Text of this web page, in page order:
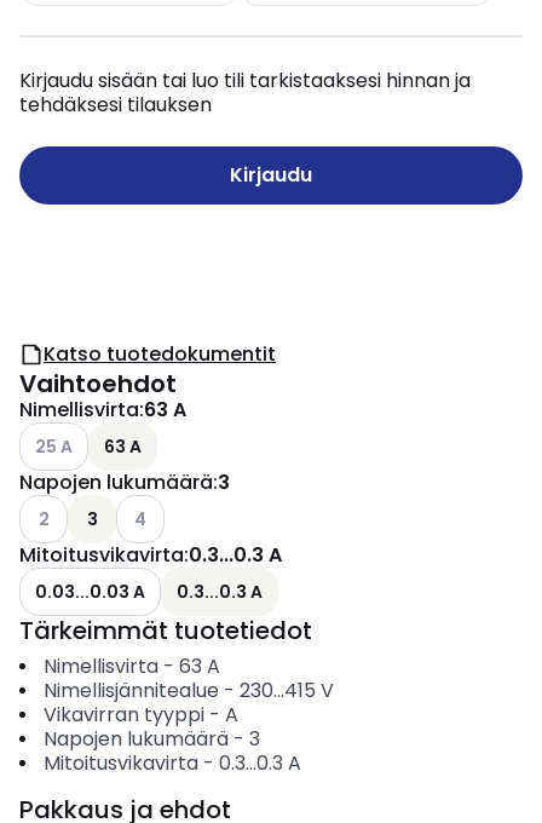
Kirjaudu sisään tai luo tili tarkistaaksesi hinnan ja
tehdäksesi tilauksen
Kirjaudu
Katso tuotedokumentit
Vaihtoehdot
Nimellisvirta:63 A
Katso käytettävissä olevat vaihtoehdot
25 A 63 A
Napojen lukumäärä:3
Katso käytettävissä olevat vaihtoehdot
2 3 Katso käytettävissä olevat vaihtoehdot
4
Mitoitusvikavirta:0.3...0.3 A
0.03...0.03 A 0.3...0.3 A
Tärkeimmät tuotetiedot
Nimellisvirta- 63 A
Nimellisjännitealue - 230...415 V
Vikavirran tyyppi- A
Napojen lukumäärä- 3
Mitoitusvikavirta- 0.3...0.3 A
Pakkaus ja ehdot